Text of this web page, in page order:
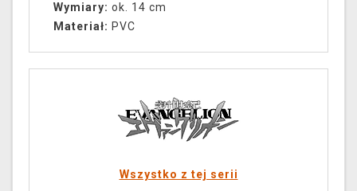
Wymiary: ok. 14 cm
Materiał: PVC
Wszystko z tej serii